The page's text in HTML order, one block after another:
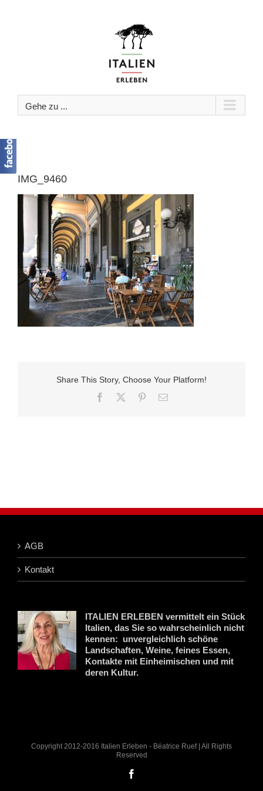
Gehe zu ...
IMG_9460
Share This Story, Choose Your Platform!
Facebook
Pinterest
E-
AGB
Kontakt
ITALIEN ERLEBEN vermittelt ein Stück
Italien, das Sie so wahrscheinlich nicht
kennen: unvergleichlich schöne
Landschaften, Weine, feines Essen,
Kontakte mit Einheimischen und mit
deren Kultur.
Copyright 2012-2016 Italien Erleben - Béatrice Ruef | All Rights
Reserved